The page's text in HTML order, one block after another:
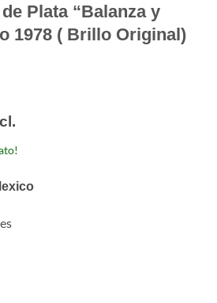
Plata “Balanza y
1978 ( Brillo Original)